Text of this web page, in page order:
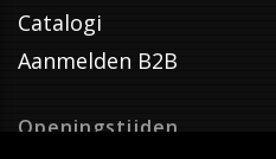
Catalogi
Aanmelden B2B
Openingstijden